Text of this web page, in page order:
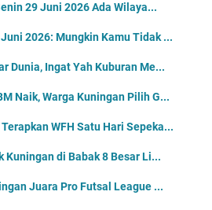
29 Juni 2026 Ada Wilaya...
2026: Mungkin Kamu Tidak ...
Dunia, Ingat Yah Kuburan Me...
Naik, Warga Kuningan Pilih G...
WFH Satu Hari Sepeka...
Kuningan di Babak 8 Besar Li...
Juara Pro Futsal League ...